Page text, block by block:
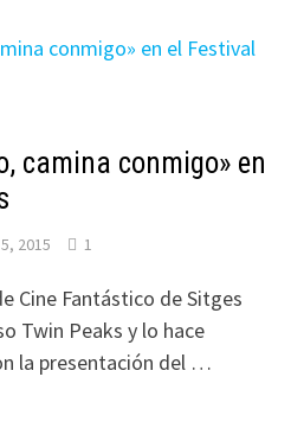
camina conmigo» en
2015 1
Cine Fantástico de Sitges
Twin Peaks y lo hace
la presentación del …